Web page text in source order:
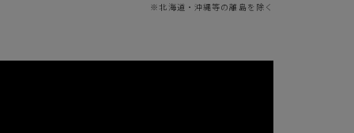
※北海道・沖縄等の離島を除く